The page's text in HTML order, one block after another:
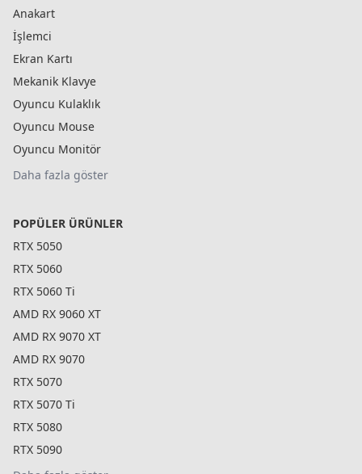
Anakart
İşlemci
Ekran Kartı
Mekanik Klavye
Oyuncu Kulaklık
Oyuncu Mouse
Oyuncu Monitör
Daha fazla göster
POPÜLER ÜRÜNLER
RTX 5050
RTX 5060
RTX 5060 Ti
AMD RX 9060 XT
AMD RX 9070 XT
AMD RX 9070
RTX 5070
RTX 5070 Ti
RTX 5080
RTX 5090